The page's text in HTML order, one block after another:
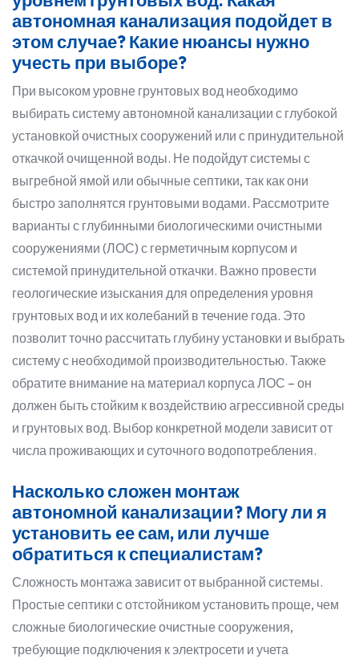
автономная канализация подойдет в
этом случае? Какие нюансы нужно
учесть при выборе?
При высоком уровне грунтовых вод необходимо
выбирать систему автономной канализации с глубокой
установкой очистных сооружений или с принудительной
откачкой очищенной воды. Не подойдут системы с
выгребной ямой или обычные септики, так как они
быстро заполнятся грунтовыми водами. Рассмотрите
варианты с глубинными биологическими очистными
сооружениями (ЛОС) с герметичным корпусом и
системой принудительной откачки. Важно провести
геологические изыскания для определения уровня
грунтовых вод и их колебаний в течение года. Это
позволит точно рассчитать глубину установки и выбрать
систему с необходимой производительностью. Также
обратите внимание на материал корпуса ЛОС – он
должен быть стойким к воздействию агрессивной среды
и грунтовых вод. Выбор конкретной модели зависит от
числа проживающих и суточного водопотребления.
Насколько сложен монтаж
автономной канализации? Могу ли я
установить ее сам, или лучше
обратиться к специалистам?
Сложность монтажа зависит от выбранной системы.
Простые септики с отстойником установить проще, чем
сложные биологические очистные сооружения,
требующие подключения к электросети и учета